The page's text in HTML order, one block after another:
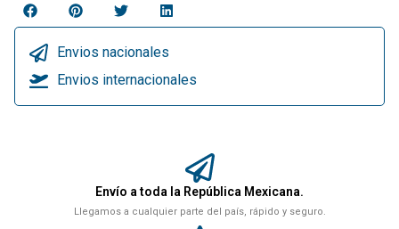
Envios nacionales
Envios internacionales
Envío a toda la República Mexicana.
Llegamos a cualquier parte del país, rápido y seguro.